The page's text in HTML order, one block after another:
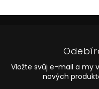
Z
Vložte svůj e-mail a my
nových